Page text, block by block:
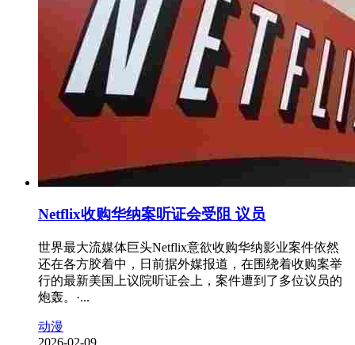
Netflix收购华纳案听证会受阻 议员
世界最大流媒体巨头Netflix意欲收购华纳影业案件依然
还在各方胶着中，日前据外媒报道，在围绕着收购案举
行的最新美国上议院听证会上，案件遭到了多位议员的
炮轰。·...
动漫
2026-02-09